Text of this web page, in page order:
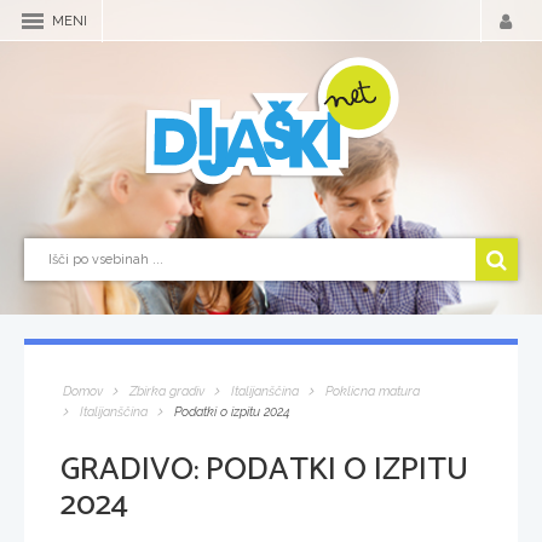
MENI
Domov Zbirka gradiv Italijanščina
Poklicna matura
Italijanščina
Podatki o izpitu 2024
GRADIVO:PODATKI O IZPITU
2024